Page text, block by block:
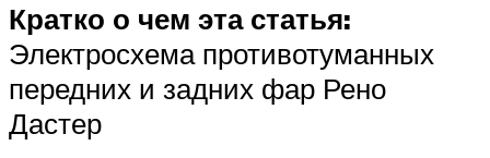
Кратко о чем эта статья:
Электросхема противотуманных
передних и задних фар Рено
Дастер